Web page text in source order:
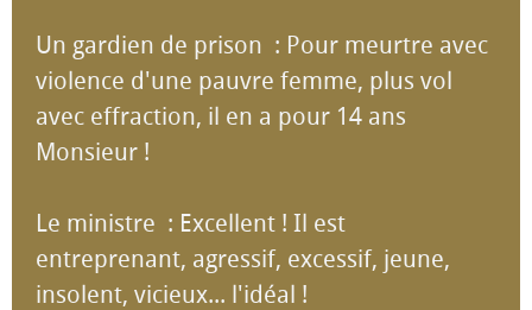
Un gardien de prison : Pour meurtre avec
violence d'une pauvre femme, plus vol
avec effraction, il en a pour 14 ans
Monsieur !
Le ministre : Excellent ! Il est
entreprenant, agressif, excessif, jeune,
insolent, vicieux... l'idéal !